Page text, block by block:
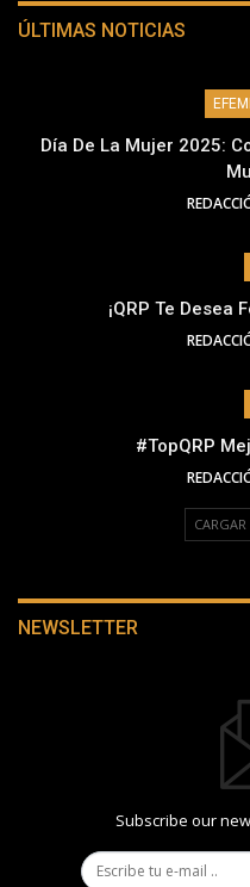
ÚLTIMAS NOTICIAS
Día De La Mujer 2025:
¡QRP Te Desea
#TopQRP
NEWSLETTER
Subscribe our